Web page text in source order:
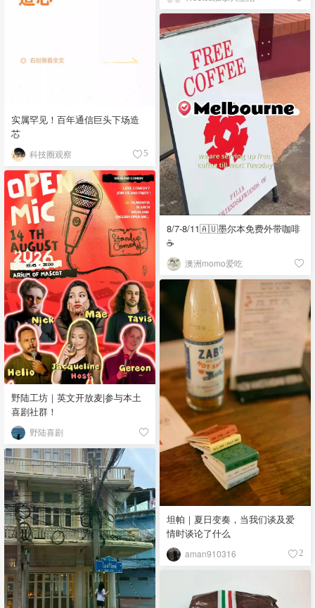
实属罕见！百年通信巨头下场造
芯
科技圈观察 5
8/7-8/11🇦🇺墨尔本免费外带咖啡
☕
澳洲momo爱吃
野陆工坊｜英文开放麦|参与本土
喜剧社群！
野陆喜剧
坦帕｜夏日变奏，当我们谈及爱
情时谈论了什么
aman910316 2